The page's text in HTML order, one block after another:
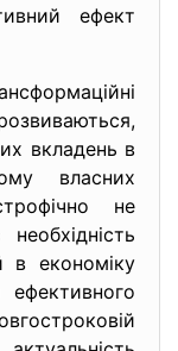
ефект
вкладень в
власних
не
в економіку